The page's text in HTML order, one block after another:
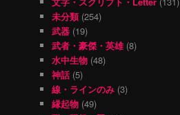
未分類(254)
武器 (19)
武者・豪傑・英雄(8)
水中生物 (48)
神話 (5)
線・ラインのみ (3)
縁起物 (49)